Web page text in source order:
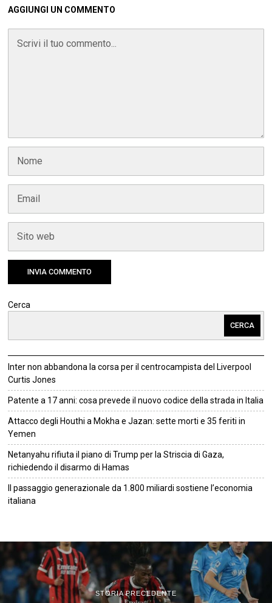
AGGIUNGI UN COMMENTO
Cerca
CERCA
Inter non abbandona la corsa per il centrocampista del Liverpool
Curtis Jones
Patente a 17 anni: cosa prevede il nuovo codice della strada in Italia
Attacco degli Houthi a Mokha e Jazan: sette morti e 35 feriti in
Yemen
Netanyahu rifiuta il piano di Trump per la Striscia di Gaza,
richiedendo il disarmo di Hamas
Il passaggio generazionale da 1.800 miliardi sostiene l’economia
italiana
STORIA PRECEDENTE